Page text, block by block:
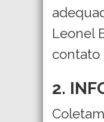
Leonel
contato
2.